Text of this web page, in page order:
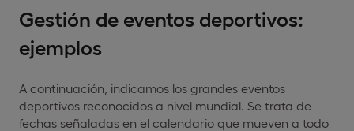
Gestión de eventos deportivos:
ejemplos
A continuación, indicamos los grandes eventos
deportivos reconocidos a nivel mundial. Se trata de
fechas señaladas en el calendario que mueven a todo